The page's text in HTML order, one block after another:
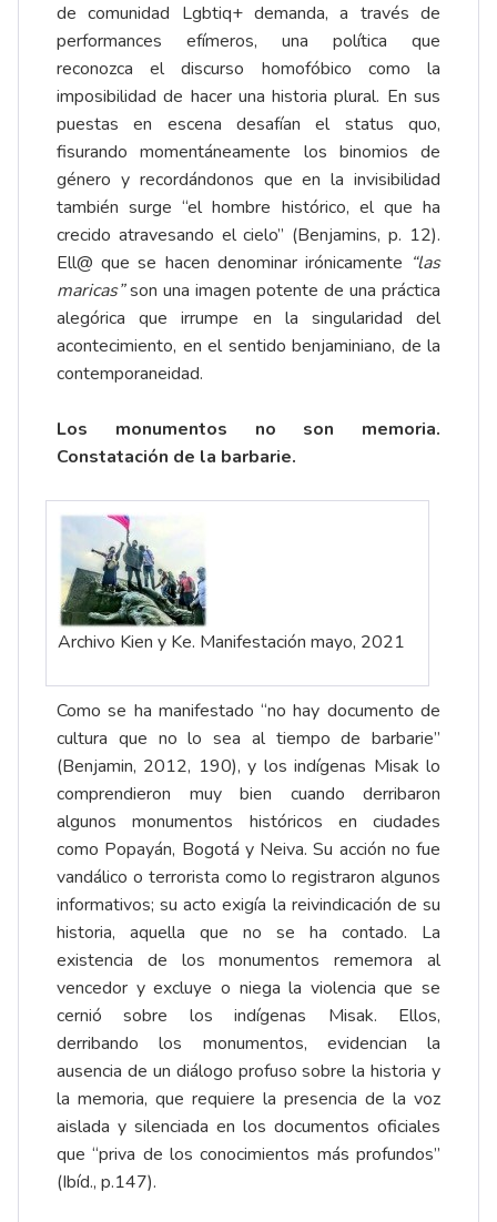
de comunidad Lgbtiq+ demanda, a través de
performances efímeros, una política que
reconozca el discurso homofóbico como la
imposibilidad de hacer una historia plural. En sus
puestas en escena desafían el status quo,
fisurando momentáneamente los binomios de
género y recordándonos que en la invisibilidad
también surge “el hombre histórico, el que ha
crecido atravesando el cielo” (Benjamins, p. 12).
Ell@ que se hacen denominar irónicamente “las
maricas”son una imagen potente de una práctica
alegórica que irrumpe en la singularidad del
acontecimiento, en el sentido benjaminiano, de la
contemporaneidad.
Los monumentos no son memoria.
Constatación de la barbarie.
Archivo Kien y Ke. Manifestación mayo, 2021
Como se ha manifestado “no hay documento de
cultura que no lo sea al tiempo de barbarie”
(Benjamin, 2012, 190), y los indígenas Misak lo
comprendieron muy bien cuando derribaron
algunos monumentos históricos en ciudades
como Popayán, Bogotá y Neiva. Su acción no fue
vandálico o terrorista como lo registraron algunos
informativos; su acto exigía la reivindicación de su
historia, aquella que no se ha contado. La
existencia de los monumentos rememora al
vencedor y excluye o niega la violencia que se
cernió sobre los indígenas Misak. Ellos,
derribando los monumentos, evidencian la
ausencia de un diálogo profuso sobre la historia y
la memoria, que requiere la presencia de la voz
aislada y silenciada en los documentos oficiales
que “priva de los conocimientos más profundos”
(Ibíd., p.147).